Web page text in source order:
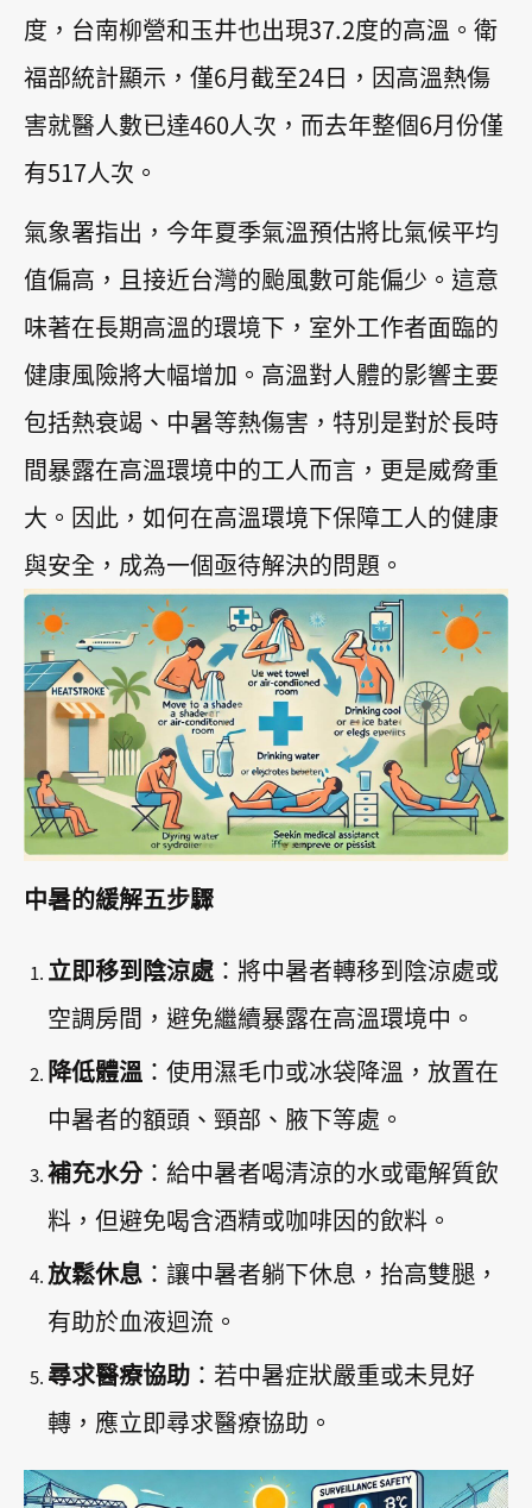
度，台南柳營和玉井也出現37.2度的高溫。衛
福部統計顯示，僅6月截至24日，因高溫熱傷
害就醫人數已達460人次，而去年整個6月份僅
有517人次。
氣象署指出，今年夏季氣溫預估將比氣候平均
值偏高，且接近台灣的颱風數可能偏少。這意
味著在長期高溫的環境下，室外工作者面臨的
健康風險將大幅增加。高溫對人體的影響主要
包括熱衰竭、中暑等熱傷害，特別是對於長時
間暴露在高溫環境中的工人而言，更是威脅重
大。因此，如何在高溫環境下保障工人的健康
與安全，成為一個亟待解決的問題。
中暑的緩解五步驟
立即移到陰涼處：將中暑者轉移到陰涼處或
空調房間，避免繼續暴露在高溫環境中。
降低體溫 ：使用濕毛巾或冰袋降溫，放置在
中暑者的額頭、頸部、腋下等處。
補充水分：給中暑者喝清涼的水或電解質飲
料，但避免喝含酒精或咖啡因的飲料。
放鬆休息 ：讓中暑者躺下休息，抬高雙腿，
有助於血液迴流。
尋求醫療協助 ：若中暑症狀嚴重或未見好
轉，應立即尋求醫療協助。